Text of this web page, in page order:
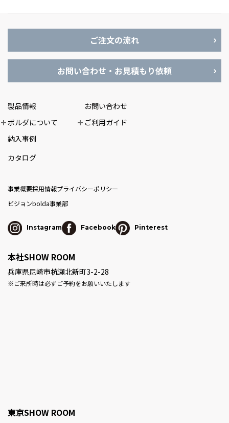
ご注文の流れ
お問い合わせ・お見積もり依頼
製品情報
ボルダについて
納入事例
カタログ
お問い合わせ
ご利用ガイド
事業概要採用情報プライバシーポリシー
ビジョンbolda事業部
Instagram Facebook Pinterest
本社SHOW ROOM
兵庫県尼崎市杭瀬北新町3-2-28
※ご来所時は必ずご予約をお願いいたします
東京SHOW ROOM